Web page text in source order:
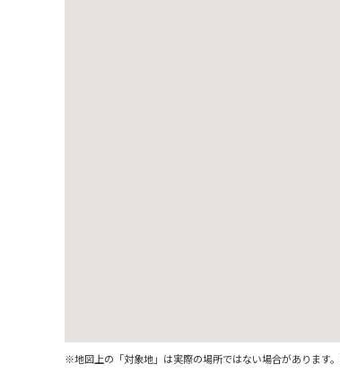
※地図上の「対象地」は実際の場所ではない場合があります